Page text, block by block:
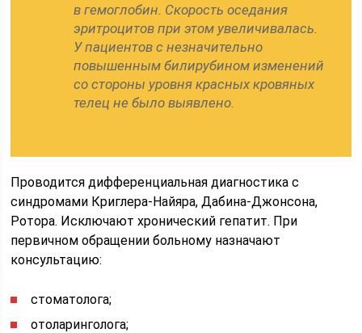
в гемоглобин. Скорость оседания
эритроцитов при этом увеличивалась.
У пациентов с незначительно
повышенным билирубином изменений
со стороны уровня красных кровяных
телец не было выявлено.
Проводится дифференциальная диагностика с
синдромами Криглера-Найяра, Дабина-Джонсона,
Ротора. Исключают хронический гепатит. При
первичном обращении больному назначают
консультацию:
стоматолога;
отоларинголога;